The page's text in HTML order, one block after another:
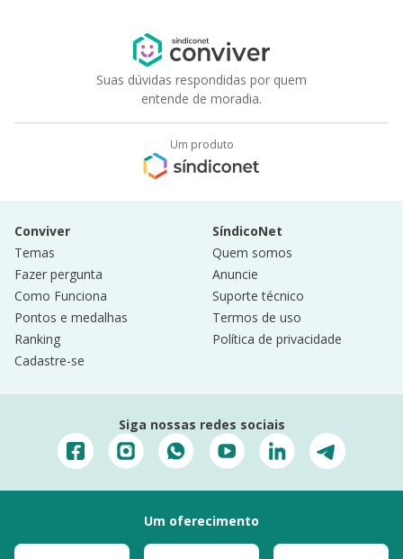
Suas dúvidas respondidas por quem
entende de moradia.
Um produto
Conviver
Temas
Fazer pergunta
Como Funciona
Pontos e medalhas
Ranking
Cadastre-se
SíndicoNet
Quem somos
Anuncie
Suporte técnico
Termos de uso
Política de privacidade
Siga nossas redes sociais
Um oferecimento